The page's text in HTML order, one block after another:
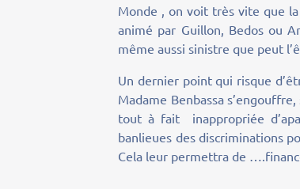
Monde , on voit très vite que
animé par Guillon, Bedos ou
même aussi sinistre que peut
Un dernier point qui risque
Madame Benbassa
tout à fait inappropriée
banlieues des discriminations
Cela leur permettra de